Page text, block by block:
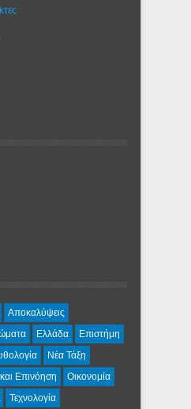
Αποκαλύψεις
Ελλάδα
Επιστήμη
Νέα Τάξη
Επινόηση
Οικονομία
Τεχνολογία